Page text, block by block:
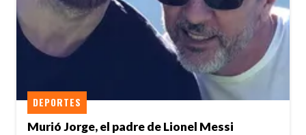
Murió Jorge, el padre de Lionel Messi
DEPORTES